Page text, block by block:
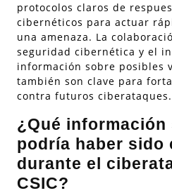
protocolos claros de
cibernéticos para actuar
una amenaza. La
seguridad cibernética y el
información sobre posibles
también son clave para
contra futuros ciberataques.
¿Qué información
podría haber sido
durante el
CSIC?